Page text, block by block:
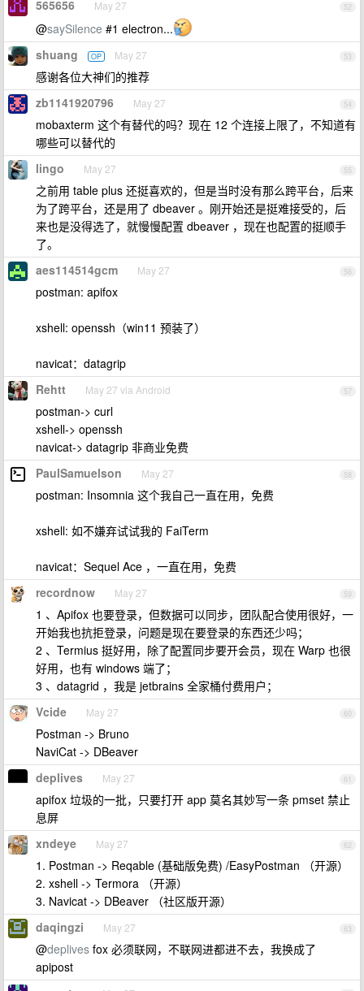
52
565656 May 27
@saySilence #1 electron...
53
shuang OP May 27
感谢各位大神们的推荐
54
zb1141920796 May 27
mobaxterm 这个有替代的吗？现在 12 个连接上限了，不知道有
哪些可以替代的
55
lingo May 27
之前用 table plus 还挺喜欢的，但是当时没有那么跨平台，后来
为了跨平台，还是用了 dbeaver 。刚开始还是挺难接受的，后
来也是没得选了，就慢慢配置 dbeaver ，现在也配置的挺顺手
了。
56
aes114514gcm May 27
postman: apifox
xshell: openssh（win11 预装了）
navicat：datagrip
57
Rehtt May 27 via Android
postman-> curl
xshell-> openssh
navicat-> datagrip 非商业免费
58
PaulSamuelson May 27
postman: Insomnia 这个我自己一直在用，免费
xshell: 如不嫌弃试试我的 FaiTerm
navicat：Sequel Ace ，一直在用，免费
59
recordnow May 27
1 、Apifox 也要登录，但数据可以同步，团队配合使用很好，一
开始我也抗拒登录，问题是现在要登录的东西还少吗；
2 、Termius 挺好用，除了配置同步要开会员，现在 Warp 也很
好用，也有 windows 端了；
3 、datagrid ，我是 jetbrains 全家桶付费用户；
60
Vcide May 27
Postman -> Bruno
NaviCat -> DBeaver
61
deplives May 27
apifox 垃圾的一批，只要打开 app 莫名其妙写一条 pmset 禁止
息屏
62
xndeye May 27
1. Postman -> Reqable (基础版免费) /EasyPostman （开源）
2. xshell -> Termora （开源）
3. Navicat -> DBeaver （社区版开源）
63
daqingzi May 27
@deplives fox 必须联网，不联网进都进不去，我换成了
apipost